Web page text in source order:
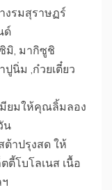
งรมสุราษฏร์
ด์
มิ, มากิซูชิ
นิ่ม ,ก๋วยเตี๋ยว
มียมให้คุณลิ้มลอง
น
าปรุงสด ให้
ตี้โบโลเนส เนื้อ